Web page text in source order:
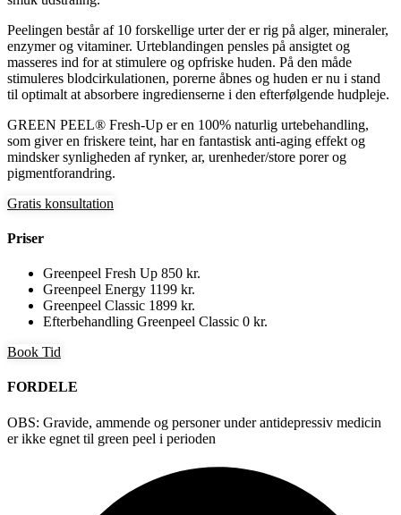
Peelingen består af 10 forskellige urter der er rig på alger, mineraler,
enzymer og vitaminer. Urteblandingen pensles på ansigtet og
masseres ind for at stimulere og opfriske huden. På den måde
stimuleres blodcirkulationen, porerne åbnes og huden er nu i stand
til optimalt at absorbere ingredienserne i den efterfølgende hudpleje.
GREEN PEEL® Fresh-Up er en 100% naturlig urtebehandling,
som giver en friskere teint, har en fantastisk anti-aging effekt og
mindsker synligheden af rynker, ar, urenheder/store porer og
pigmentforandring.
Gratis konsultation
Priser
Greenpeel Fresh Up 850 kr.
Greenpeel Energy 1199 kr.
Greenpeel Classic 1899 kr.
Efterbehandling Greenpeel Classic 0 kr.
Book Tid
FORDELE
OBS: Gravide, ammende og personer under antidepressiv medicin
er ikke egnet til green peel i perioden